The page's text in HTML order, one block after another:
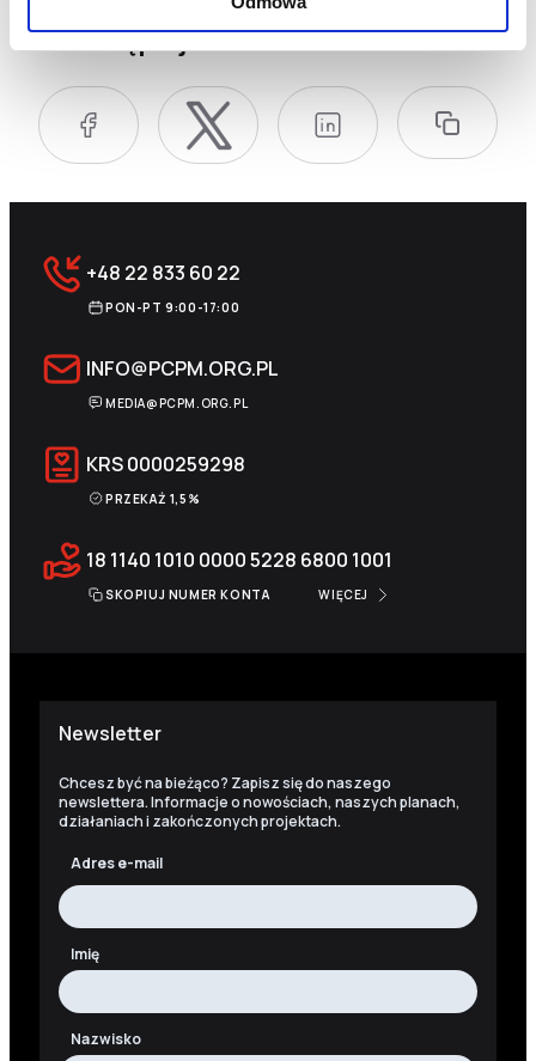
Udostępnij:
+48 22 833 60 22
PON-PT 9:00-17:00
INFO@PCPM.ORG.PL
MEDIA@PCPM.ORG.PL
KRS0000259298
PRZEKAŻ 1,5%
18 1140 1010 0000 5228 6800 1001
SKOPIUJ NUMER KONTA WIĘCEJ
Newsletter
Chcesz być na bieżąco? Zapisz się do naszego
newslettera. Informacje o nowościach, naszych planach,
działaniach i zakończonych projektach.
Adres e-mail
Imię
Nazwisko